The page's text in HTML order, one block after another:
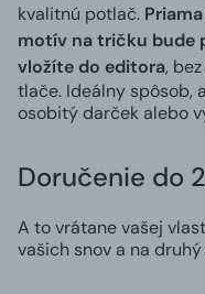
kvalitnú potlač.
motív na tričku bude
vložíte do editora,
tlače. Ideálny spôsob,
osobitý darček alebo
Doručenie do
A to vrátane vašej
vašich snov a na